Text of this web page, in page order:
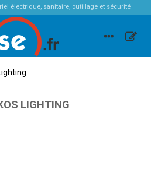
électrique, sanitaire, outillage et sécurité
LIGHTING